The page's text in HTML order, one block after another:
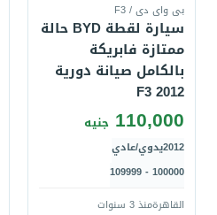
بى واى دى / F3
سيارة لقطة BYD حالة
ممتازة فابريكة
بالكامل صيانة دورية
F3 2012
110,000 جنيه
2012يدوي/عادي
100000 - 109999
القاهرةمنذ 3 سنوات